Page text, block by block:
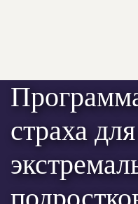
страха для